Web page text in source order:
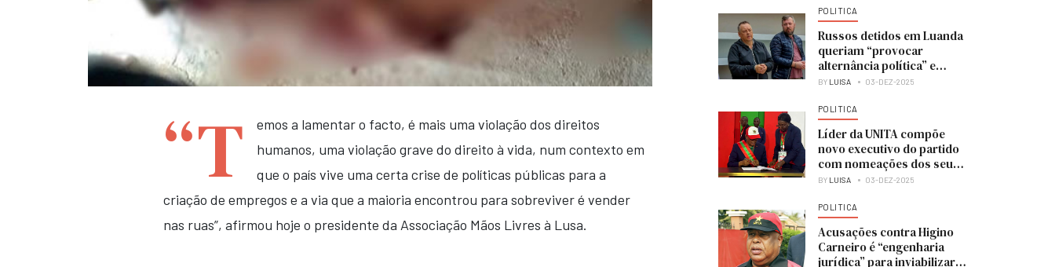
“T
emos a lamentar o facto, é mais uma violação dos direitos
humanos, uma violação grave do direito à vida, num contexto em
que o país vive uma certa crise de políticas públicas para a
criação de empregos e a via que a maioria encontrou para sobreviver é vender
nas ruas”, afirmou hoje o presidente da Associação Mãos Livres à Lusa.
POLITICA
Russos detidos em Luanda
queriam “provocar
alternância política” e
colocar UNITA no poder
BY LUISA 03-DEZ-2025
POLITICA
Líder da UNITA compõe
novo executivo do partido
com nomeações dos seus
membros
BY LUISA 03-DEZ-2025
POLITICA
Acusações contra Higino
Carneiro é “engenharia
jurídica” para inviabilizar